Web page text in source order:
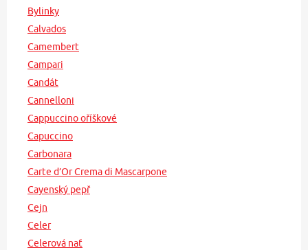
Bylinky
Calvados
Camembert
Campari
Candát
Cannelloni
Cappuccino oříškové
Capuccino
Carbonara
Carte d’Or Crema di Mascarpone
Cayenský pepř
Cejn
Celer
Celerová nať